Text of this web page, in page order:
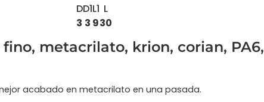
D
3
D1
3
L1
9
L
30
fino, metacrilato, krion, corian, PA6,
acabado en metacrilato en una pasada.